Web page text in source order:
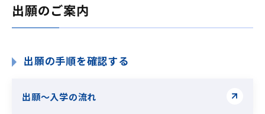
出願のご案内
出願の手順を確認する
出願〜入学の流れ